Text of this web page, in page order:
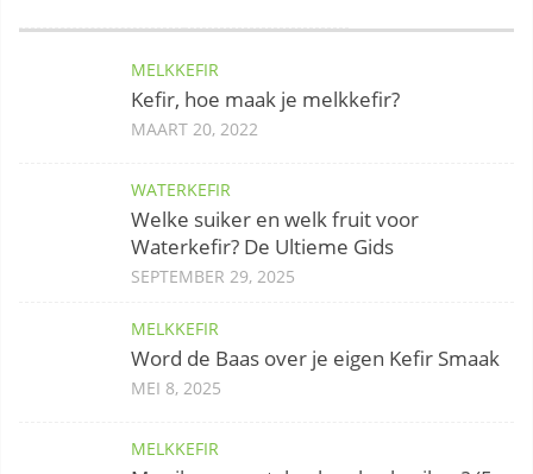
MELKKEFIR
Kefir, hoe maak je melkkefir?
MAART 20, 2022
WATERKEFIR
Welke suiker en welk fruit voor
Waterkefir? De Ultieme Gids
SEPTEMBER 29, 2025
MELKKEFIR
Word de Baas over je eigen Kefir Smaak
MEI 8, 2025
MELKKEFIR